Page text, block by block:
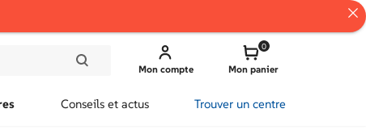
Mon compte Mon panier
0
Conseils et actus Trouver un centre